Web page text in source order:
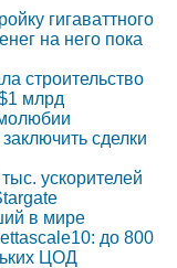
гигаваттного
на него пока
строительство
млрд
сделки
ускорителей
в мире
до 800
ЦОД